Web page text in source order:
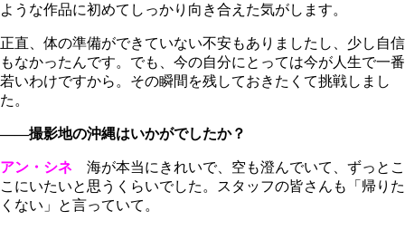
ような作品に初めてしっかり向き合えた気がします。
正直、体の準備ができていない不安もありましたし、少し自信
もなかったんです。でも、今の自分にとっては今が人生で一番
若いわけですから。その瞬間を残しておきたくて挑戦しまし
た。
――撮影地の沖縄はいかがでしたか？
アン・シネ 海が本当にきれいで、空も澄んでいて、ずっとこ
こにいたいと思うくらいでした。スタッフの皆さんも「帰りた
くない」と言っていて。